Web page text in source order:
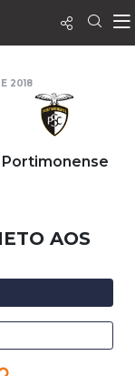
2018
Portimonense
AOS